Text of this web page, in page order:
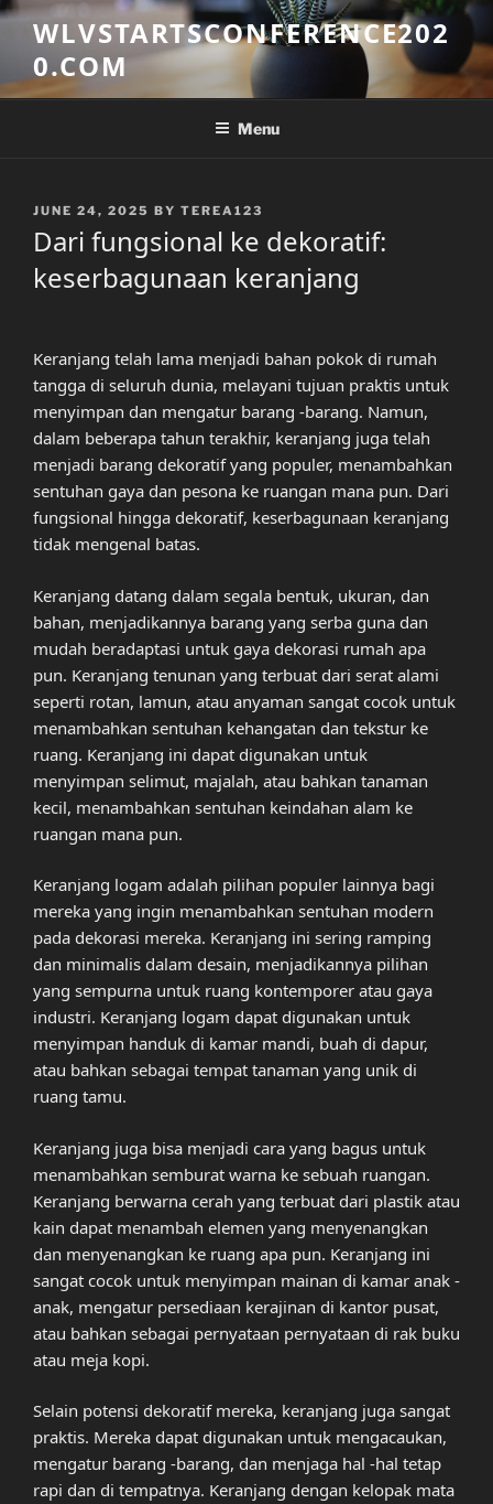
Skip
content
WLVSTARTSCONFERENCE202
0.COM
Menu
POSTED
JUNE 24, 2025 BY TEREA123
Dari fungsional ke dekoratif:
keserbagunaan keranjang
Keranjang telah lama menjadi bahan pokok di rumah
tangga di seluruh dunia, melayani tujuan praktis untuk
menyimpan dan mengatur barang -barang. Namun,
dalam beberapa tahun terakhir, keranjang juga telah
menjadi barang dekoratif yang populer, menambahkan
sentuhan gaya dan pesona ke ruangan mana pun. Dari
fungsional hingga dekoratif, keserbagunaan keranjang
tidak mengenal batas.
Keranjang datang dalam segala bentuk, ukuran, dan
bahan, menjadikannya barang yang serba guna dan
mudah beradaptasi untuk gaya dekorasi rumah apa
pun. Keranjang tenunan yang terbuat dari serat alami
seperti rotan, lamun, atau anyaman sangat cocok untuk
menambahkan sentuhan kehangatan dan tekstur ke
ruang. Keranjang ini dapat digunakan untuk
menyimpan selimut, majalah, atau bahkan tanaman
kecil, menambahkan sentuhan keindahan alam ke
ruangan mana pun.
Keranjang logam adalah pilihan populer lainnya bagi
mereka yang ingin menambahkan sentuhan modern
pada dekorasi mereka. Keranjang ini sering ramping
dan minimalis dalam desain, menjadikannya pilihan
yang sempurna untuk ruang kontemporer atau gaya
industri. Keranjang logam dapat digunakan untuk
menyimpan handuk di kamar mandi, buah di dapur,
atau bahkan sebagai tempat tanaman yang unik di
ruang tamu.
Keranjang juga bisa menjadi cara yang bagus untuk
menambahkan semburat warna ke sebuah ruangan.
Keranjang berwarna cerah yang terbuat dari plastik atau
kain dapat menambah elemen yang menyenangkan
dan menyenangkan ke ruang apa pun. Keranjang ini
sangat cocok untuk menyimpan mainan di kamar anak -
anak, mengatur persediaan kerajinan di kantor pusat,
atau bahkan sebagai pernyataan pernyataan di rak buku
atau meja kopi.
Selain potensi dekoratif mereka, keranjang juga sangat
praktis. Mereka dapat digunakan untuk mengacaukan,
mengatur barang -barang, dan menjaga hal -hal tetap
rapi dan di tempatnya. Keranjang dengan kelopak mata